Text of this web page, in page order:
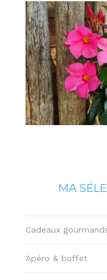
MA
Cadeaux
Apéro & buffet